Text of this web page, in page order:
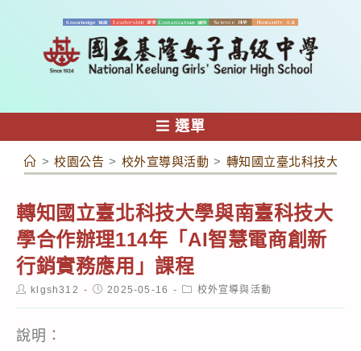
容
選單
> 校園公告 > 校外宣導與活動 > 轉知國立臺北科技大學
轉知國立臺北科技大學與南臺科技大
學合作辦理114年「AI智慧電商創新
行銷實務應用」課程
Postklgsh312
Post2025-05-16
Post校外宣導與活動
說明：